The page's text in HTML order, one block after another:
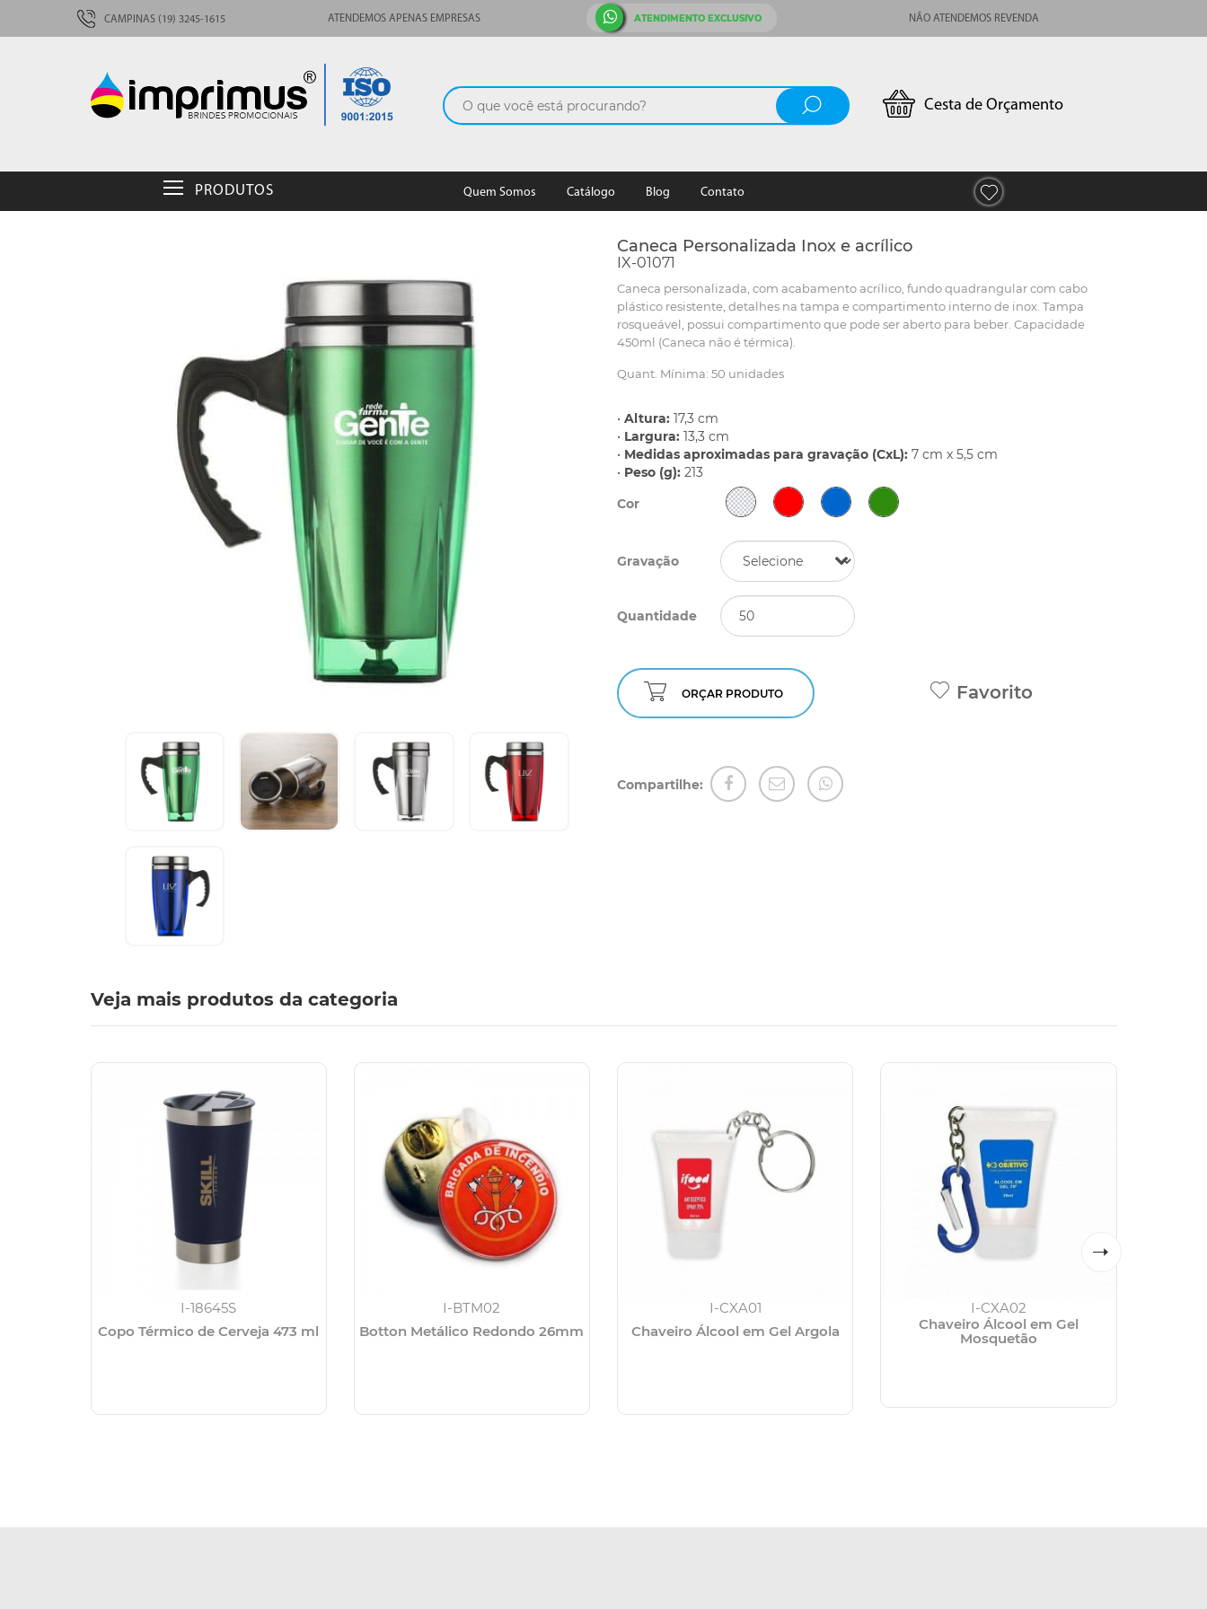
CAMPINAS (19) 3245-1615 ATENDEMOS APENAS EMPRESAS ATENDIMENTO EXCLUSIVO NÃO ATENDEMOS REVENDA
Cesta de Orçamento
PRODUTOS Quem Somos Catálogo Blog Contato
Caneca Personalizada Inox e acrílico
IX-01071
Caneca personalizada, com acabamento acrílico, fundo quadrangular com cabo
plástico resistente, detalhes na tampa e compartimento interno de inox. Tampa
rosqueável, possui compartimento que pode ser aberto para beber. Capacidade
450ml (Caneca não é térmica).
Quant. Mínima: 50 unidades
• Altura: 17,3 cm
• Largura: 13,3 cm
• Medidas aproximadas para gravação (CxL): 7 cm x 5,5 cm
• Peso (g): 213
Cor
Gravação
Quantidade
ORÇAR PRODUTO Favorito
Compartilhe:
Veja mais produtos da categoria
I-18645S
Copo Térmico de Cerveja 473 ml
I-BTM02
Botton Metálico Redondo 26mm
I-CXA01
Chaveiro Álcool em Gel Argola
I-CXA02
Chaveiro Álcool em Gel
Mosquetão